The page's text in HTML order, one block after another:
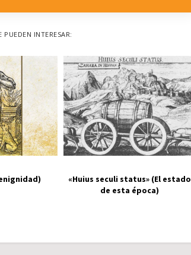
INTERESAR:
«Huius seculi status» (El estado
de esta época)